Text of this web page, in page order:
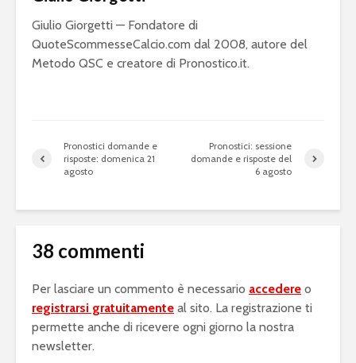
Giulio Giorgetti — Fondatore di
QuoteScommesseCalcio.com dal 2008, autore del
Metodo QSC e creatore di Pronostico.it.
Pronostici domande e
risposte: domenica 21
agosto
Pronostici: sessione
domande e risposte del
6 agosto
38 commenti
Per lasciare un commento è necessario accedere o
registrarsi gratuitamente al sito. La registrazione ti
permette anche di ricevere ogni giorno la nostra
newsletter.